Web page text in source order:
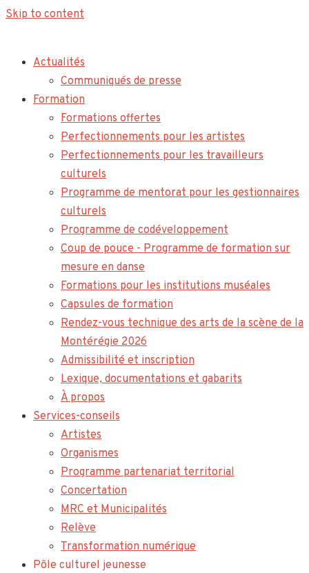
Skip to content
Actualités
Communiqués de presse
Formation
Formations offertes
Perfectionnements pour les artistes
Perfectionnements pour les travailleurs
culturels
Programme de mentorat pour les gestionnaires
culturels
Programme de codéveloppement
Coup de pouce - Programme de formation sur
mesure en danse
Formations pour les institutions muséales
Capsules de formation
Rendez-vous technique des arts de la scène de la
Montérégie 2026
Admissibilité et inscription
Lexique, documentations et gabarits
À propos
Services-conseils
Artistes
Organismes
Programme partenariat territorial
Concertation
MRC et Municipalités
Relève
Transformation numérique
Pôle culturel jeunesse